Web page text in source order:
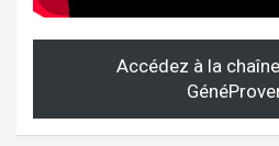
Accédez à la